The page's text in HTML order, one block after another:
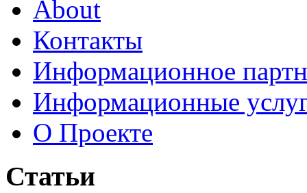
About
Контакты
Информационное
Информационные
О Проекте
Статьи